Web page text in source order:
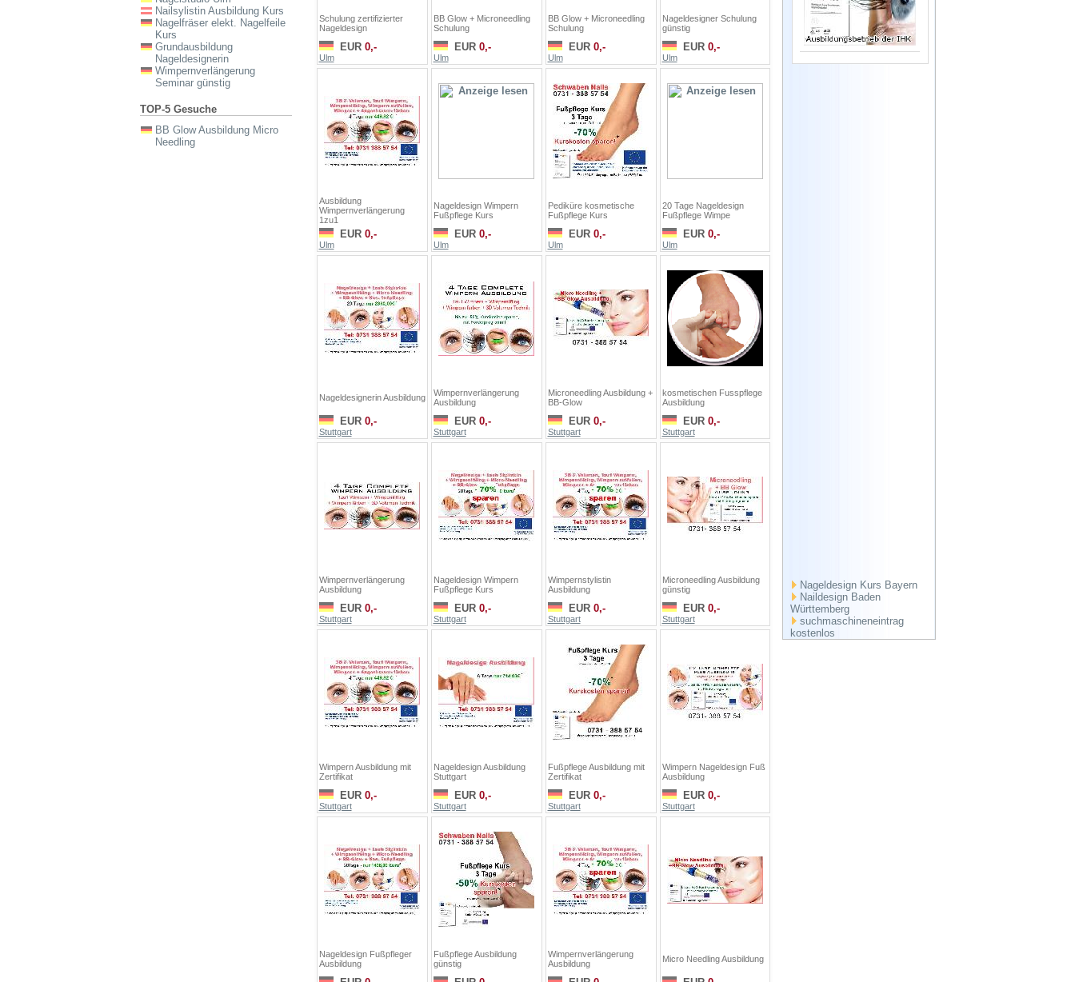
Nailsylistin Ausbildung Kurs
Nagelfräser elekt. Nagelfeile
Kurs
Grundausbildung
Nageldesignerin
Wimpernverlängerung
Seminar günstig
TOP-5 Gesuche
BB Glow Ausbildung Micro
Needling
Schulung zertifizierter
Nageldesign
EUR 0,-
Ulm
BB Glow + Microneedling
Schulung
EUR 0,-
Ulm
BB Glow + Microneedling
Schulung
EUR 0,-
Ulm
Nageldesigner Schulung
günstig
EUR 0,-
Ulm
Ausbildung
Wimpernverlängerung
1zu1
EUR 0,-
Ulm
Nageldesign Wimpern
Fußpflege Kurs
EUR 0,-
Ulm
Pediküre kosmetische
Fußpflege Kurs
EUR 0,-
Ulm
20 Tage Nageldesign
Fußpflege Wimpe
EUR 0,-
Ulm
Nageldesignerin Ausbildung
EUR 0,-
Stuttgart
Wimpernverlängerung
Ausbildung
EUR 0,-
Stuttgart
Microneedling Ausbildung +
BB-Glow
EUR 0,-
Stuttgart
kosmetischen Fusspflege
Ausbildung
EUR 0,-
Stuttgart
Wimpernverlängerung
Ausbildung
EUR 0,-
Stuttgart
Nageldesign Wimpern
Fußpflege Kurs
EUR 0,-
Stuttgart
Wimpernstylistin
Ausbildung
EUR 0,-
Stuttgart
Microneedling Ausbildung
günstig
EUR 0,-
Stuttgart
Wimpern Ausbildung mit
Zertifikat
EUR 0,-
Stuttgart
Nageldesign Ausbildung
Stuttgart
EUR 0,-
Stuttgart
Fußpflege Ausbildung mit
Zertifikat
EUR 0,-
Stuttgart
Wimpern Nageldesign Fuß
Ausbildung
EUR 0,-
Stuttgart
Nageldesign Fußpfleger
Ausbildung
Fußpflege Ausbildung
günstig
Wimpernverlängerung
Ausbildung
Micro Needling Ausbildung
Nageldesign Kurs Bayern
Naildesign Baden
Württemberg
suchmaschineneintrag
kostenlos